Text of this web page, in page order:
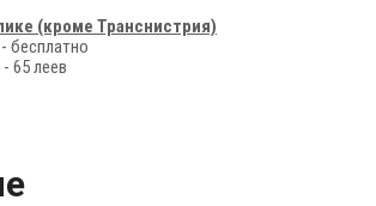
(кроме Транснистрия)
бесплатно
65 леев